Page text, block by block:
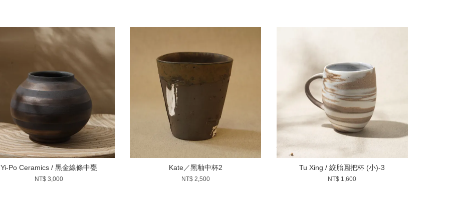
Yi-Po Ceramics / 黑金線條中甕
NT$ 3,000
Kate／黑釉中杯2
NT$ 2,500
Tu Xing / 絞胎圓把杯 (小)-3
NT$ 1,600